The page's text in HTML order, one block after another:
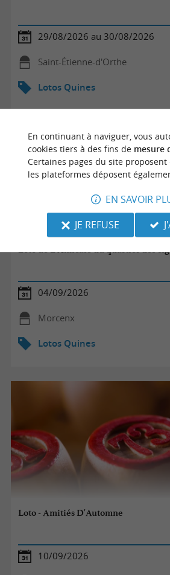
29/08/2026 au 30/08/2026
Saint-Étienne-d'Orthe
Lotos Quines
Loto de L'Amicale du quartier des
04/09/2026
Morcenx
Lotos Quines
Loto - Amitiés D'Automne
10/09/2026
En continuant à naviguer, vous
cookies tiers à des fins de mesure
Certaines pages du site proposent
les plateformes déposent
EN SAVOIR
JE REFUSE